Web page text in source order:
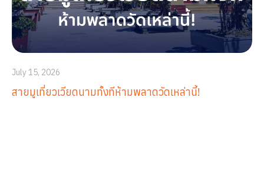
July 15, 2026
สายมูเที่ยวเวียดนามทั้งทีห้ามพลาดวัดเหล่านี้!